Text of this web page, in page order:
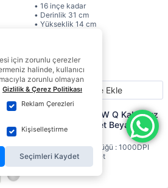
• 16 inçe kadar
• Derinlik 31 cm
• Yükseklik 14 cm
699,00 TL
Sepete Ekle
Dell Pro KM5221W Q Kablosuz
Klavye Mouse Set Beyaz 580-
AKHG
• Hareket Çözünürlüğü : 1000DPI
• Mouse Tuş : 3 Adet
• Arayüz : 2.4GHz
için zorunlu çerezler
halinde, kullanıcı
zorunlu olmayan
Gizlilik & Çerez Politikası
Reklam Çerezleri
Kişiselleştirme
Seçimleri Kaydet